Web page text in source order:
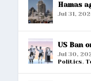
Hamas
Jul 31,
US Ban
Jul 30,
Politics,